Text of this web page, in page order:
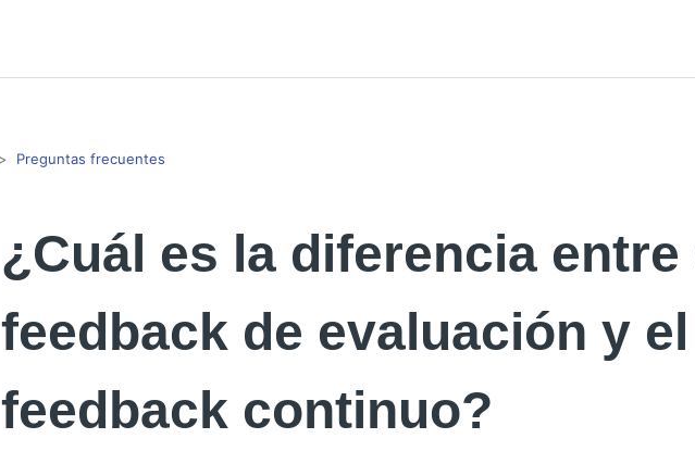
Preguntas frecuentes
¿Cuál es la diferencia entre
feedback de evaluación y el
feedback continuo?